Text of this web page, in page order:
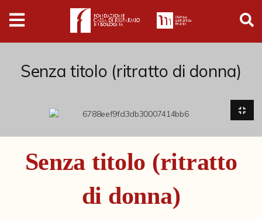
Digital
Humanities
Donazioni
Senza titolo (ritratto di donna)
Senza titolo (ritratto
di donna)